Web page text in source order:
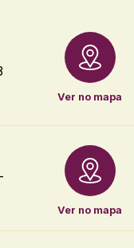
Ver no mapa
Ver no mapa